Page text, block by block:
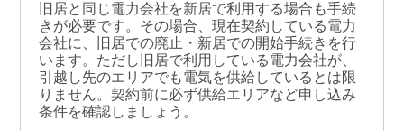
旧居と同じ電力会社を新居で利用する場合も手続
きが必要です。その場合、現在契約している電力
会社に、旧居での廃止・新居での開始手続きを行
います。ただし旧居で利用している電力会社が、
引越し先のエリアでも電気を供給しているとは限
りません。契約前に必ず供給エリアなど申し込み
条件を確認しましょう。